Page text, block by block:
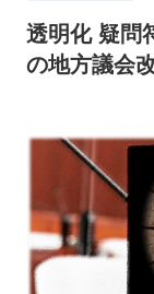
透明化 疑問
の地方議会